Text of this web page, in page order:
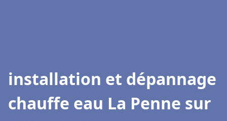
installation et dépannage
chauffe eau La Penne sur